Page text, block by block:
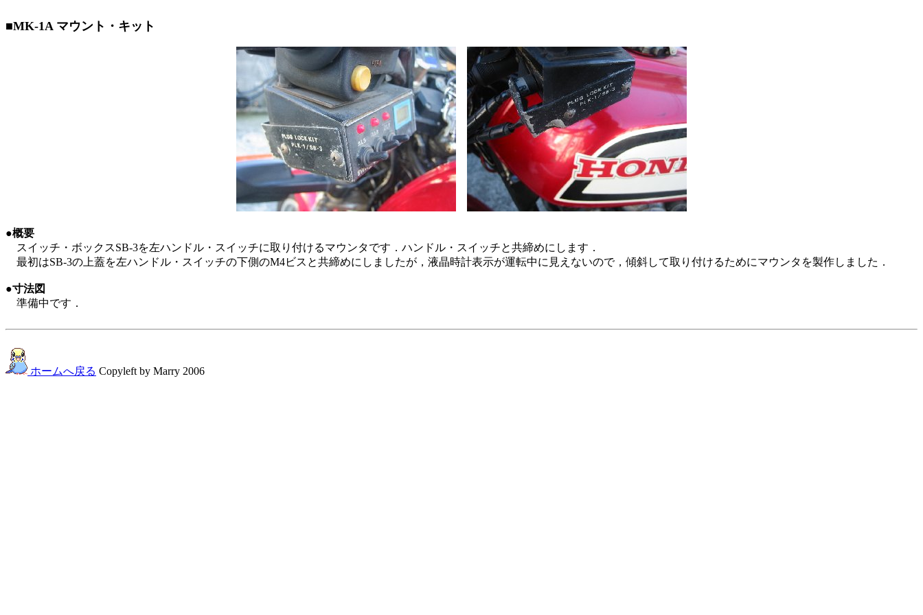
■MK-1A マウント・キット
●概要
スイッチ・ボックスSB-3を左ハンドル・スイッチに取り付けるマウンタです．ハンドル・スイッチと共締めにします．
最初はSB-3の上蓋を左ハンドル・スイッチの下側のM4ビスと共締めにしましたが，液晶時計表示が運転中に見えないので，傾斜して取り付けるためにマウンタを製作しました．
●寸法図
準備中です．
ホームへ戻る Copyleft by Marry 2006